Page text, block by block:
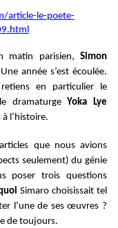
article-le-poete-
matin parisien, Simon
année s’est écoulée.
en particulier le
dramaturge Yoka Lye
l’histoire.
que nous avions
seulement) du génie
poser trois questions
Simaro choisissait tel
l’une de ses œuvres ?
de toujours.